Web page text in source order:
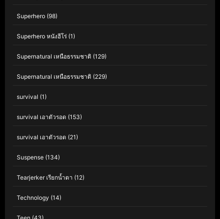
Superhero (98)
Superhero หนังฮีโร่ (1)
Supernatural เหนือธรรมชาติ (129)
Supernatural เหนือธรรมชาติ (229)
survival (1)
survival เอาตัวรอด (153)
survival เอาตัวรอด (21)
Suspense (134)
Tearjerker เรียกน้ำตา (12)
Technology (14)